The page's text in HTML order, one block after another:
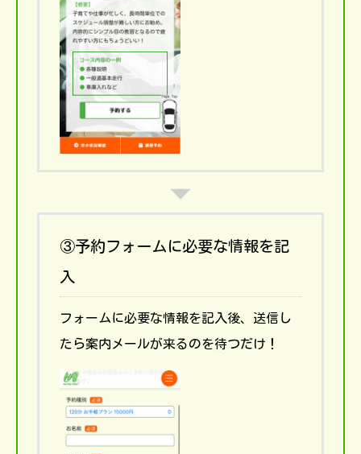
③予約フォームに必要な情報を記
入
フォームに必要な情報を記入後、送信し
たら案内メールが来るのを待つだけ！